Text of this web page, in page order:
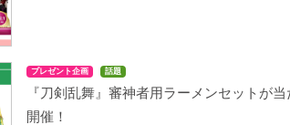
プレゼント企画 話題
『刀剣乱舞』審神者用ラーメンセットが
開催！